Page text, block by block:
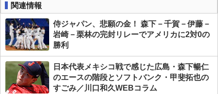
関連情報
侍ジャパン、悲願の金！ 森下－千賀－伊藤－
岩崎－栗林の完封リレーでアメリカに2対0の
勝利
日本代表メキシコ戦で感じた広島・森下暢仁
のエースの階段とソフトバンク・甲斐拓也の
すごみ／川口和久WEBコラム